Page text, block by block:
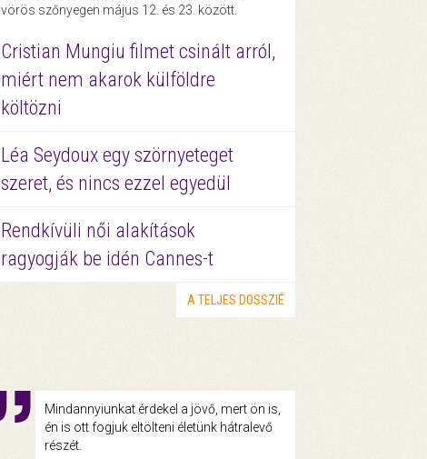
vörös szőnyegen május 12. és 23. között.
Cristian Mungiu filmet csinált arról,
miért nem akarok külföldre
költözni
Léa Seydoux egy szörnyeteget
szeret, és nincs ezzel egyedül
Rendkívüli női alakítások
ragyogják be idén Cannes-t
A TELJES DOSSZIÉ
Mindannyiunkat érdekel a jövő, mert ön is,
én is ott fogjuk eltölteni életünk hátralevő
részét.